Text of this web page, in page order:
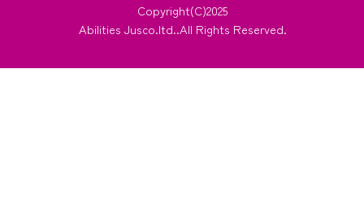
Copyright(C)2025
Abilities Jusco.ltd..All Rights Reserved.